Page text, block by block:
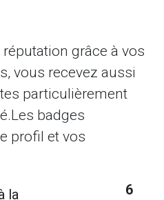
grâce à vos
vous recevez aussi
particulièrement
Les badges
profil et vos
la
6